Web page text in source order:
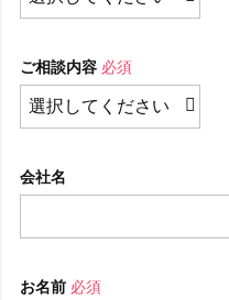
ご相談内容 必須
会社名
お名前 必須